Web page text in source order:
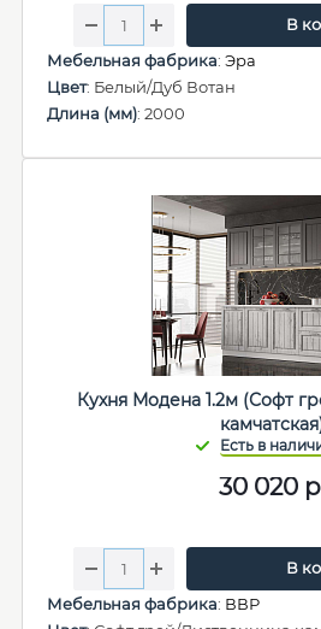
В
Мебельная фабрика: Эра
Цвет: Белый/Дуб Вотан
Длина (мм): 2000
Кухня Модена 1.2м (Софт
30 020
В
Мебельная фабрика: ВВР